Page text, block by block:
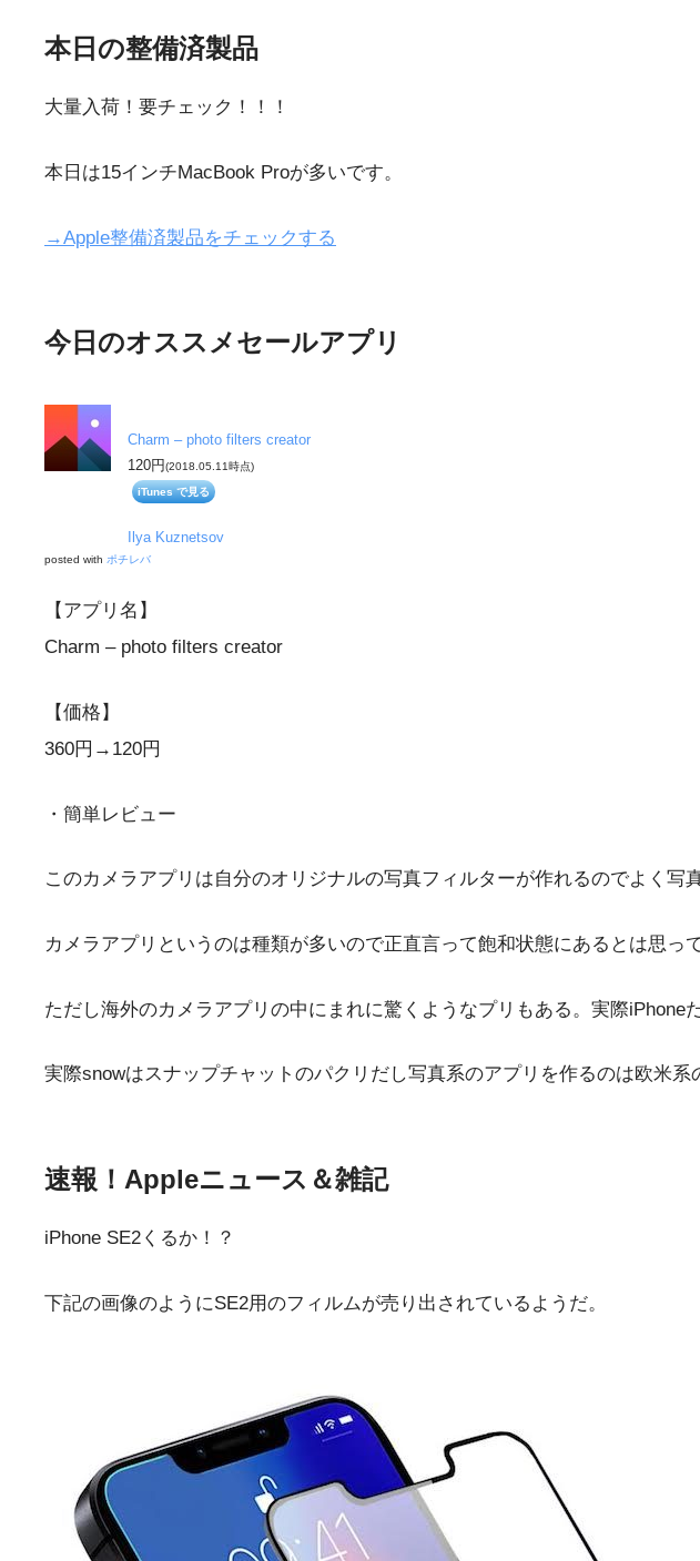
本日の整備済製品
大量入荷！要チェック！！！
本日は15インチMacBook Proが多いです。
→Apple整備済製品をチェックする
今日のオススメセールアプリ
Charm – photo filters creator
120円(2018.05.11時点)
iTunes で見る
Ilya Kuznetsov
posted with ポチレバ
【アプリ名】
Charm – photo filters creator
【価格】
360円→120円
・簡単レビュー
このカメラアプリは自分のオリジナルの写真フィルターが作れるのでよく写
カメラアプリというのは種類が多いので正直言って飽和状態にあるとは思って
ただし海外のカメラアプリの中にまれに驚くようなプリもある。実際
実際snowはスナップチャットのパクリだし写真系のアプリを作るのは欧米系
速報！Appleニュース＆雑記
iPhone SE2くるか！？
下記の画像のようにSE2用のフィルムが売り出されているようだ。